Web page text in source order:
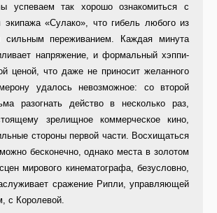
успеваем так хорошо ознакомиться с
«Сулако», что гибель любого из
сильным переживанием. Каждая минута
напряжение, и формальный хэппи-
ценой, что даже не приносит желанного
удалось невозможное: со второй
разогнать действо в несколько раз,
зрелищное коммерческое кино,
стороны первой части. Восхищаться
бесконечно, однако места в золотом
мирового кинематографа, безусловно,
сражение Рипли, управляющей
с Королевой.